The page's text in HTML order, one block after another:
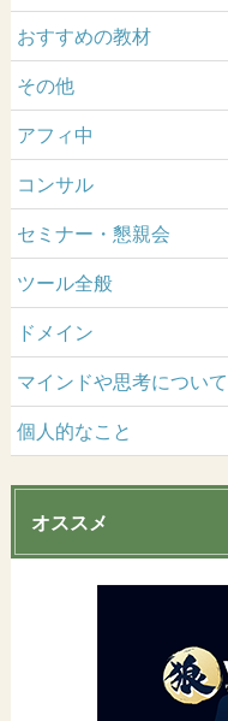
おすすめの教材
その他
アフィ中
コンサル
セミナー・懇親会
ツール全般
ドメイン
マインドや思考について
個人的なこと
オススメ